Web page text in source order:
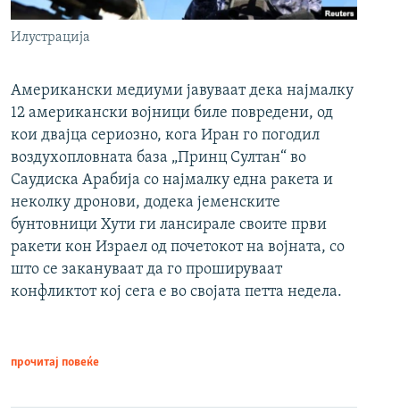
Илустрација
Американски медиуми јавуваат дека најмалку
12 американски војници биле повредени, од
кои двајца сериозно, кога Иран го погодил
воздухопловната база „Принц Султан“ во
Саудиска Арабија со најмалку една ракета и
неколку дронови, додека јеменските
бунтовници Хути ги лансирале своите први
ракети кон Израел од почетокот на војната, со
што се закануваат да го прошируваат
конфликтот кој сега е во својата петта недела.
прочитај повеќе